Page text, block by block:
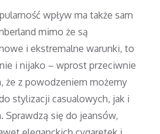
wpływ ma także sam
mimo że są
i ekstremalne warunki, to
i nijako – wprost przeciwnie
że z powodzeniem możemy
stylizacji casualowych, jak i
Sprawdzą się do jeansów,